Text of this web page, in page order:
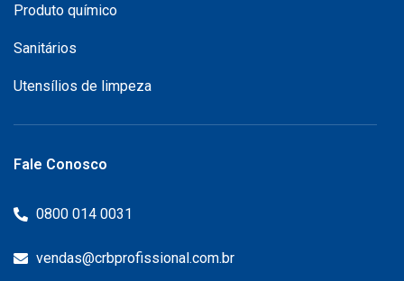
Produto químico
Sanitários
Utensílios de limpeza
Fale Conosco
0800 014 0031
vendas@crbprofissional.com.br